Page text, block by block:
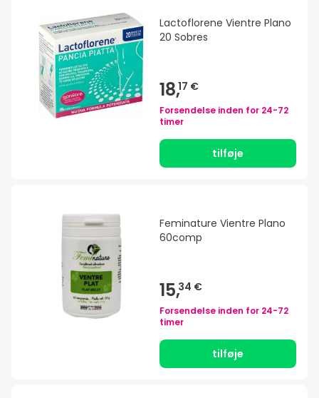
Lactoflorene Vientre Plano
20 Sobres
18,17 €
Forsendelse inden for 24-72
timer
tilføje
Feminature Vientre Plano
60comp
15,34 €
Forsendelse inden for 24-72
timer
tilføje